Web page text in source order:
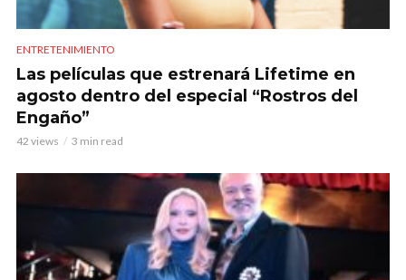
ENTRETENIMIENTO
Las películas que estrenará Lifetime en
agosto dentro del especial “Rostros del
Engaño”
42 views 3 min read